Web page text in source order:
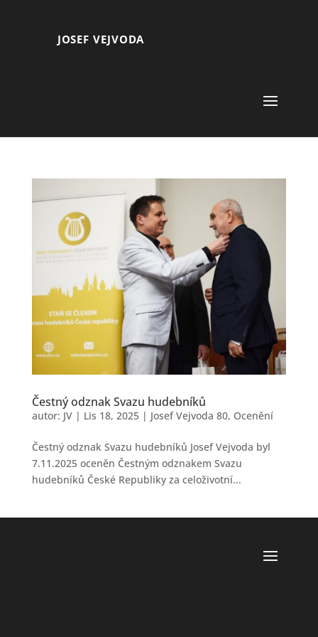
JOSEF VEJVODA
Čestný odznak Svazu hudebníků
autor: JV| Lis 18, 2025| Josef Vejvoda 80, Ocenění
Čestný odznak Svazu hudebníků Josef Vejvoda byl
7.11.2025 oceněn Čestným odznakem Svazu
hudebníků České Republiky za celoživotní...